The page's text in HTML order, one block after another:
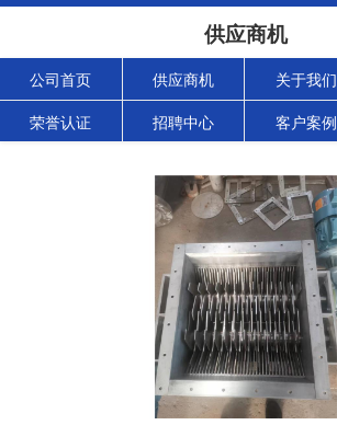
供应商机
公司首页 供应商机 关于我们
荣誉认证 招聘中心 客户案例